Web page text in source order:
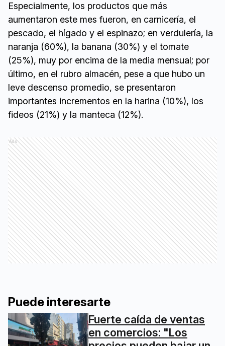
Especialmente, los productos que más
aumentaron este mes fueron, en carnicería, el
pescado, el hígado y el espinazo; en verdulería, la
naranja (60%), la banana (30%) y el tomate
(25%), muy por encima de la media mensual; por
último, en el rubro almacén, pese a que hubo un
leve descenso promedio, se presentaron
importantes incrementos en la harina (10%), los
fideos (21%) y la manteca (12%).
Ads
Puede interesarte
Fuerte caída de ventas
en comercios: "Los